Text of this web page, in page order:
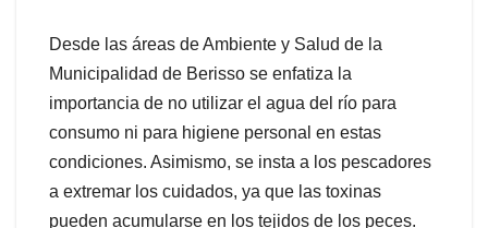
Desde las áreas de Ambiente y Salud de la
Municipalidad de Berisso se enfatiza la
importancia de no utilizar el agua del río para
consumo ni para higiene personal en estas
condiciones. Asimismo, se insta a los pescadores
a extremar los cuidados, ya que las toxinas
pueden acumularse en los tejidos de los peces.